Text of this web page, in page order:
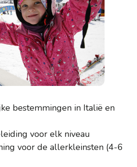
bestemmingen in Italië en
voor elk niveau
voor de allerkleinsten (4-6